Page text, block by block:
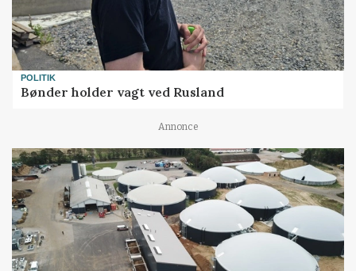
POLITIK
Bønder holder vagt ved Rusland
Annonce